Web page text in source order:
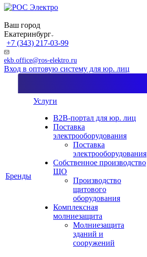
Ваш город
Екатеринбург
+7 (343) 217-03-99
ekb.office@ros-elektro.ru
Вход в оптовую систему для юр. лиц
Бренды
Услуги
B2B-портал для юр. лиц
Поставка
электрооборудования
Поставка
электрооборудования
Собственное производство
ЩО
Производство
щитового
оборудования
Комплексная
молниезащита
Молниезащита
зданий и
сооружений